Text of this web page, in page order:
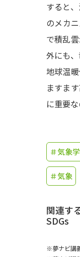
すると
のメカ
で積乱
外にも
地球温
ますま
に重要な
＃気象学
＃気象
関連す
SDGs
※夢ナビ講